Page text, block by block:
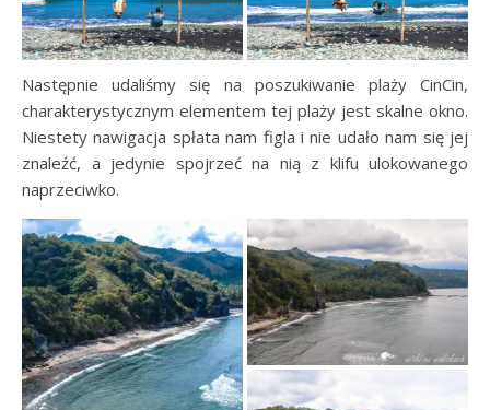
Następnie udaliśmy się na poszukiwanie plaży CinCin,
charakterystycznym elementem tej plaży jest skalne okno.
Niestety nawigacja spłata nam figla i nie udało nam się jej
znaleźć, a jedynie spojrzeć na nią z klifu ulokowanego
naprzeciwko.